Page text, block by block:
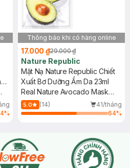
%
Thông báo khi có hàng online
17.000 ₫29.000 ₫
Nature Republic
Mặt Nạ Nature Republic Chiết
Xuất Bơ Dưỡng Ẩm Da 23ml
Real Nature Avocado Mask
Sheet
5.0 (14)
41/tháng
64%